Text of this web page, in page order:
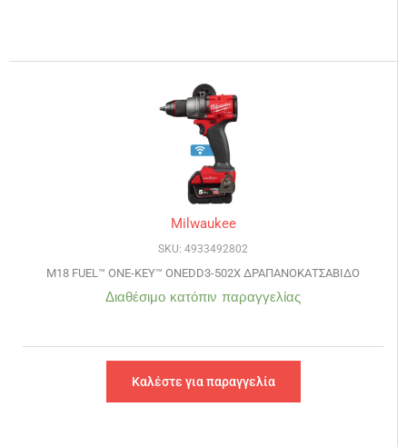
Milwaukee
SKU: 4933492802
M18 FUEL™ ONE-KEY™ ONEDD3-502X ΔΡΑΠΑΝΟΚΑΤΣΑΒΙΔO
Διαθέσιμο κατόπιν παραγγελίας
Καλέστε για παραγγελία